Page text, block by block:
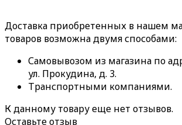
Доставка приобретенных в нашем
товаров возможна двумя способами:
Самовывозом из магазина по
ул. Прокудина, д. 3.
Транспортными компаниями.
К данному товару еще нет отзывов.
Оставьте отзыв